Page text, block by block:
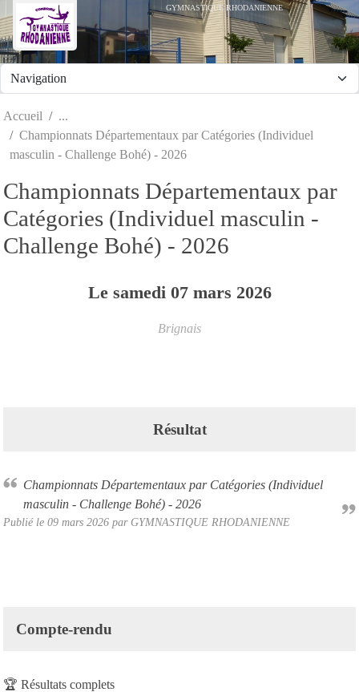
GYMNASTIQUE RHODANIENNE
Accueil
Championnats Départementaux par Catégories (Individuel
masculin - Challenge Bohé) - 2026
Championnats Départementaux par
Catégories (Individuel masculin -
Challenge Bohé) - 2026
Le samedi 07 mars 2026
Brignais
Résultat
Championnats Départementaux par Catégories (Individuel
masculin - Challenge Bohé) - 2026
Publié le 09 mars 2026 parGYMNASTIQUE RHODANIENNE
Compte-rendu
🏆 Résultats complets
Panneau de gestion des cookies